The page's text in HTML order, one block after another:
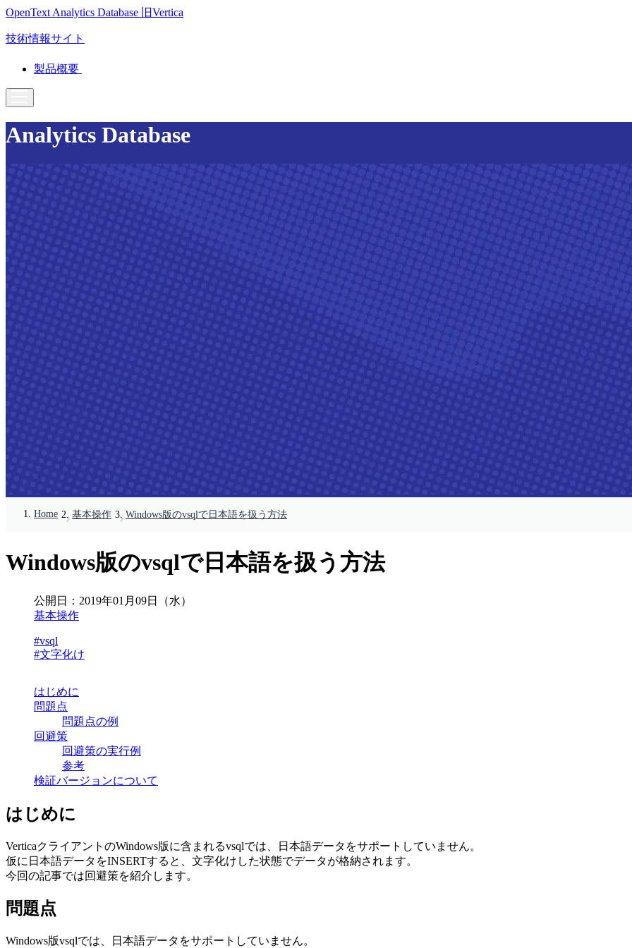
OpenText Analytics Database 旧Vertica
技術情報サイト
製品概要
Analytics Database
Home 基本操作 Windows版のvsqlで日本語を扱う方法
Windows版のvsqlで日本語を扱う方法
公開日： 2019年01月09日（水）
基本操作
#vsql
#文字化け
はじめに
問題点
問題点の例
回避策
回避策の実行例
参考
検証バージョンについて
はじめに
VerticaクライアントのWindows版に含まれるvsqlでは、日本語データをサポートしていません。
仮に日本語データをINSERTすると、文字化けした状態でデータが格納されます。
今回の記事では回避策を紹介します。
問題点
Windows版vsqlでは、日本語データをサポートしていません。